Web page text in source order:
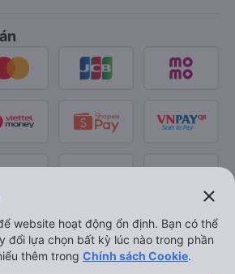
close
website hoạt động ổn định. Bạn có thể
đổi lựa chọn bất kỳ lúc nào trong phần
thêm trong Chính sách Cookie.